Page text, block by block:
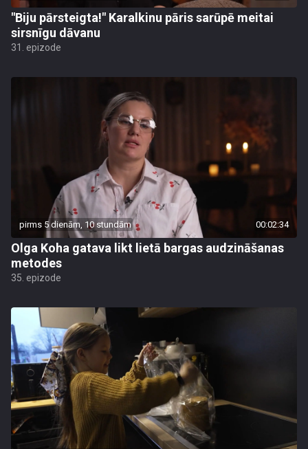
"Biju pārsteigta!" Karalkinu pāris sarūpē meitai
sirsnīgu dāvanu
31. epizode
pirms 5 dienām, 10 stundām 00:02:34
Olga Koha gatava likt lietā bargas audzināšanas
metodes
35. epizode